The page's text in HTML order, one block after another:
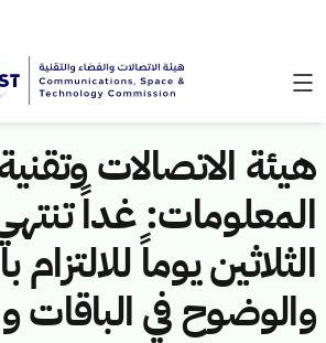
هيئة الاتصالات
المعلومات: غداً
الثلاثين يوماً للالتزام
والوضوح في الباقات